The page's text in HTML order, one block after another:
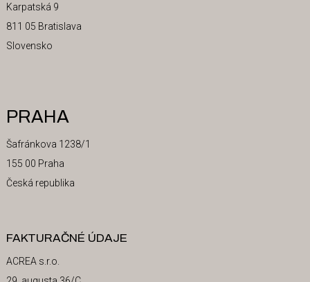
Karpatská 9
811 05 Bratislava
Slovensko
PRAHA
Šafránkova 1238/1
155 00 Praha
Česká republika
FAKTURAČNÉ ÚDAJE
ACREA s.r.o.